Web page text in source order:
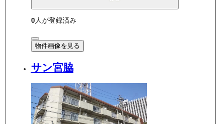
0人が登録済み
物件画像を見る
サン宮脇